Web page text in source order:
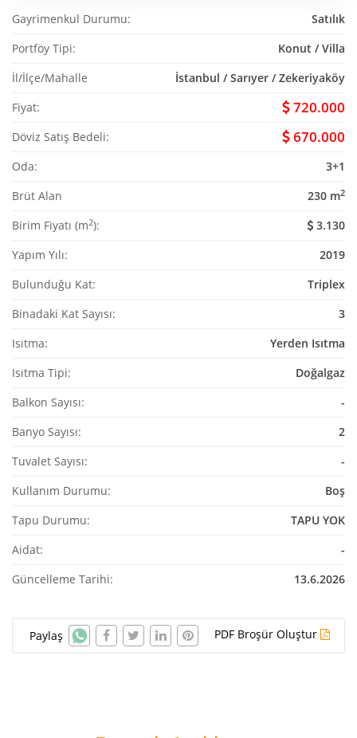
Gayrimenkul Durumu:
Satılık
Portföy Tipi:
Konut / Villa
İl/İlçe/Mahalle
İstanbul / Sarıyer / Zekeriyaköy
Fiyat:
720.000
Döviz Satış Bedeli: 670.000
Oda:
3+1
Brüt Alan
230 m2
Birim Fiyatı (m2):
3.130
Yapım Yılı:
2019
Bulunduğu Kat:
Triplex
Binadaki Kat Sayısı:
3
Isıtma:
Yerden Isıtma
Isıtma Tipi:
Doğalgaz
Balkon Sayısı:
-
Banyo Sayısı:
2
Tuvalet Sayısı:
-
Kullanım Durumu:
Boş
Tapu Durumu:
TAPU YOK
Aidat:
-
Güncelleme Tarihi:
13.6.2026
Paylaş PDF Broşür Oluştur